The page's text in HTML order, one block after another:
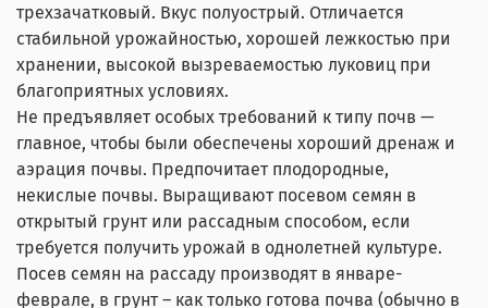
трехзачатковый. Вкус полуострый. Отличается
стабильной урожайностью, хорошей лежкостью при
хранении, высокой вызреваемостью луковиц при
благоприятных условиях.
Не предъявляет особых требований к типу почв —
главное, чтобы были обеспечены хороший дренаж и
аэрация почвы. Предпочитает плодородные,
некислые почвы. Выращивают посевом семян в
открытый грунт или рассадным способом, если
требуется получить урожай в однолетней культуре.
Посев семян на рассаду производят в январе-
феврале, в грунт – как только готова почва (обычно в